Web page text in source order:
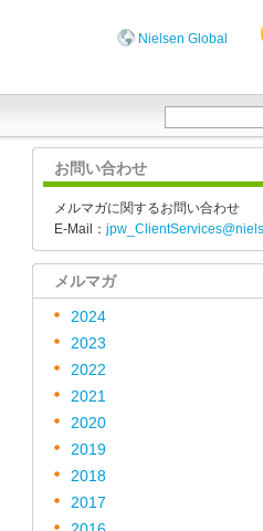
Nielsen Global
お問い合わせ
メルマガに関するお問い合わせ
E-Mail：
メルマガ
2024
2023
2022
2021
2020
2019
2018
2017